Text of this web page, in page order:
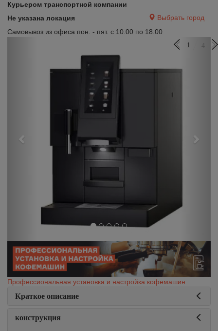
Курьером транспортной компании
Не указана локация
Выбрать город
Самовывоз из офиса пон. - пят. с 10.00 по 18.00
Next
Профессиональная установка и настройка кофемашин
Краткое описание
конструкция
1 4